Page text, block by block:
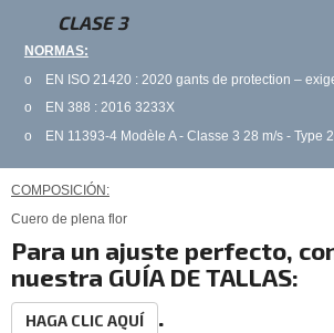
CLASE 3
NORMAS:
o EN ISO 21420 : 2020 gants de protection –
o EN 388 : 2016 3233X
o EN 11393-4 Modèle A - Classe 3 28 m/s - Type 2
COMPOSICIÓN:
Cuero de plena flor
Para un ajuste perfecto,
nuestra GUÍA DE TALLAS:
HAGA CLIC AQUÍ .